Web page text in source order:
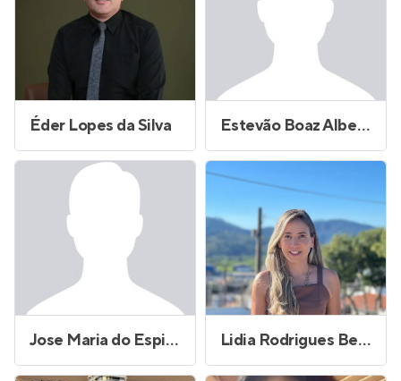
Éder Lopes da Silva Estevão Boaz Alberto de Souza
Jose Maria do Espirito Santo Filho Lidia Rodrigues Bezerra